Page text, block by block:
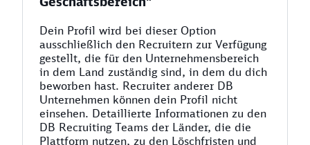
Dein Profil wird bei dieser Option
ausschließlich den Recruitern zur Verfügung
gestellt, die für den Unternehmensbereich
in dem Land zuständig sind, in dem du dich
beworben hast. Recruiter anderer DB
Unternehmen können dein Profil nicht
einsehen. Detaillierte Informationen zu den
DB Recruiting Teams der Länder, die die
Plattform nutzen, zu den Löschfristen und